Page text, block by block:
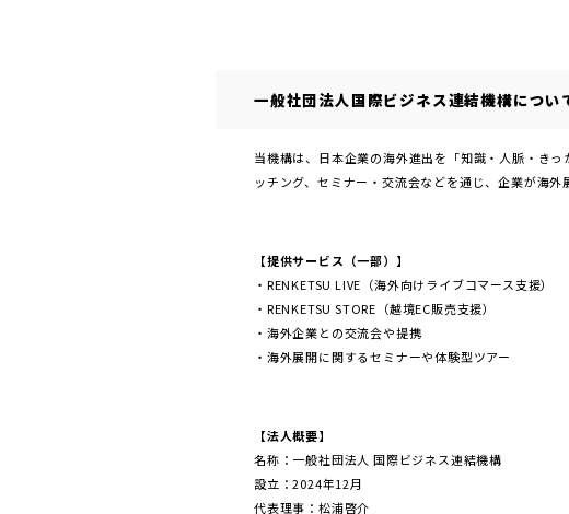
一般社団法人国際ビジネス連結機構につい
当機構は、日本企業の海外進出を「知識・人脈・き
ッチング、セミナー・交流会などを通じ、企業が海
【提供サービス（一部）】
・RENKETSU LIVE（海外向けライブコマース支援）
・RENKETSU STORE（越境EC販売支援）
・海外企業との交流会や提携
・海外展開に関するセミナーや体験型ツアー
【法人概要】
名称：一般社団法人 国際ビジネス連結機構
設立：2024年12月
代表理事：松浦啓介